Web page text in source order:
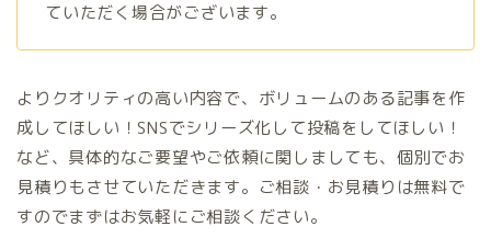
ていただく場合がございます。
よりクオリティの高い内容で、ボリュームのある記事を作
成してほしい！SNSでシリーズ化して投稿をしてほしい！
など、具体的なご要望やご依頼に関しましても、個別でお
見積りもさせていただきます。ご相談・お見積りは無料で
すのでまずはお気軽にご相談ください。